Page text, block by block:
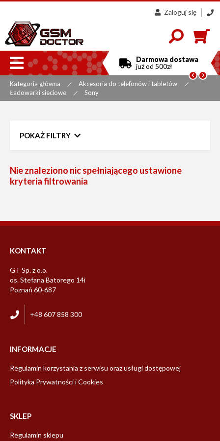
Zaloguj się
858

Darmowa dostawa
już od 500zł
 
Kategoria główna | Akcesoria do telefonów i tabletów |
Ładowarki sieciowe | Sony
POKAŻ FILTRY
do
Nowość
Producent
Nie znaleziono nic spełniającego ustawione
kryteria filtrowania
KONTAKT
GT Sp. z o.o.
os. Stefana Batorego 14i
Poznań 60-687
+48 607 858 300
INFORMACJE
Regulamin korzystania z serwisu oraz usługi dostępowej
Polityka Prywatności i Cookies
SKLEP
Regulamin sklepu